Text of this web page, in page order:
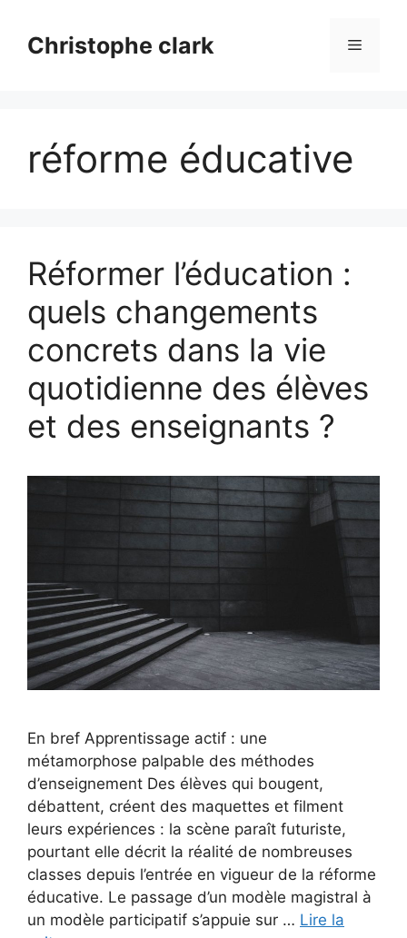
contenuChristophe clark Menu
réforme éducative
Réformer l’éducation :
quels changements
concrets dans la vie
quotidienne des élèves
et des enseignants ?
En bref Apprentissage actif : une
métamorphose palpable des méthodes
d’enseignement Des élèves qui bougent,
débattent, créent des maquettes et filment
leurs expériences : la scène paraît futuriste,
pourtant elle décrit la réalité de nombreuses
classes depuis l’entrée en vigueur de la réforme
éducative. Le passage d’un modèle magistral à
un modèle participatif s’appuie sur … Lire la